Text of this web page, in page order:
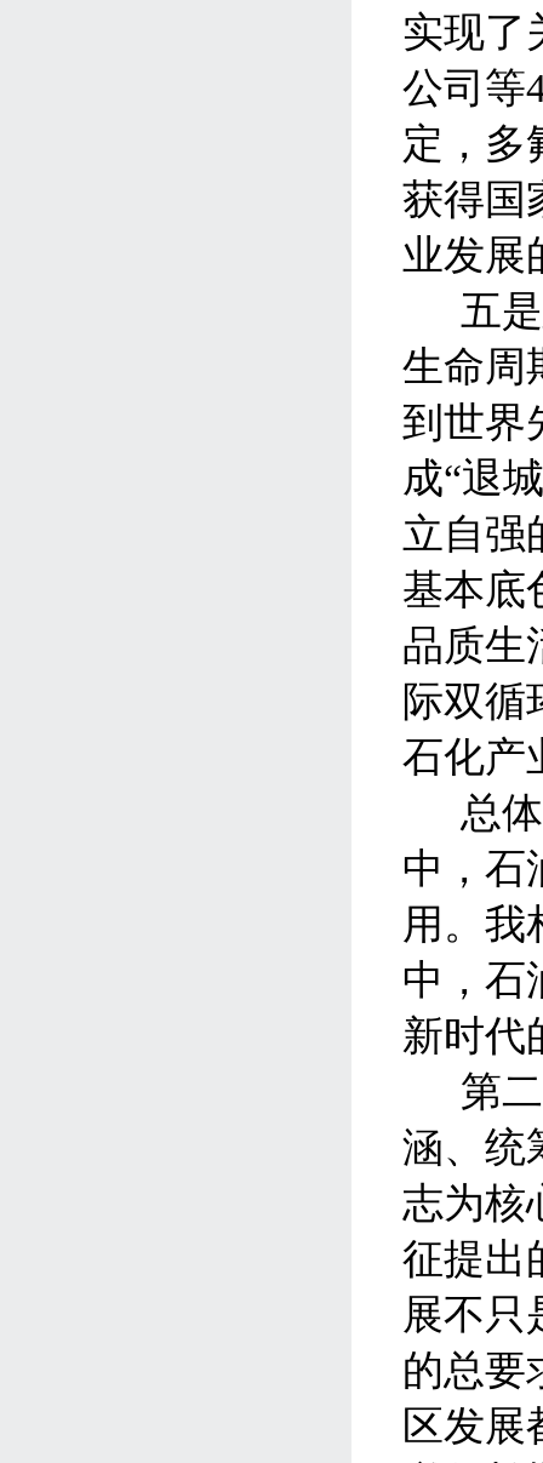
实现了
公司等
定，多
获得国
业发展
五
生命周
到世界
成“退
立自强
基本底
品质生
际双循
石化产
总
中，石
用。我
中，石
新时代
第
涵、统
志为核
征提出
展不只
的总要
区发展